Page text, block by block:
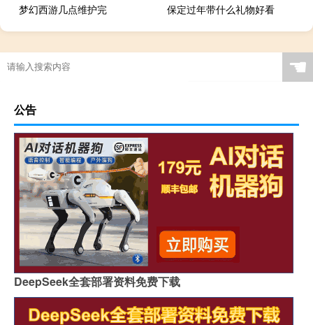
梦幻西游几点维护完
保定过年带什么礼物好看
☚
公告
DeepSeek全套部署资料免费下载